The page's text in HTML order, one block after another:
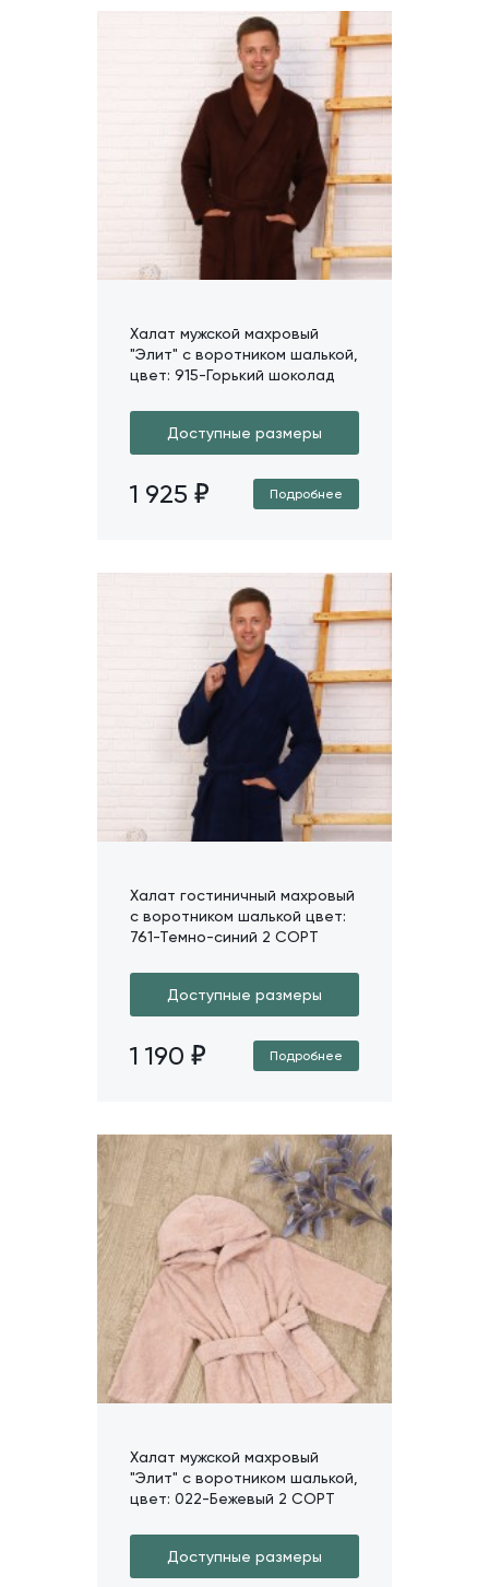
Халат мужской махровый
"Элит" с воротником шалькой,
цвет: 915-Горький шоколад
Доступные размеры
1 925 Подробнее
Халат гостиничный махровый
с воротником шалькой цвет:
761-Темно-синий 2 СОРТ
Доступные размеры
1 190 Подробнее
Халат мужской махровый
"Элит" с воротником шалькой,
цвет: 022-Бежевый 2 СОРТ
Доступные размеры